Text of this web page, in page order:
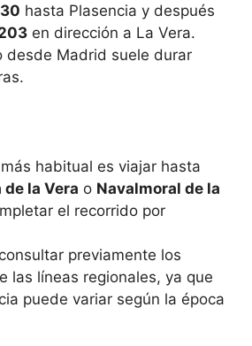
hasta Plasencia y después
en dirección a La Vera.
desde Madrid suele durar
habitual es viajar hasta
la Vera o Navalmoral de la
el recorrido por
previamente los
las líneas regionales, ya que
puede variar según la época